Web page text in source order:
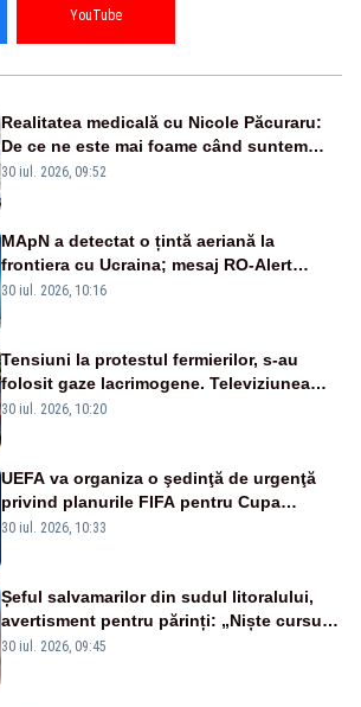
YouTube
Realitatea medicală cu Nicole Păcuraru:
De ce ne este mai foame când suntem
obosiți?
30 iul. 2026, 09:52
MApN a detectat o țintă aeriană la
frontiera cu Ucraina; mesaj RO-Alert
transmis în județul Tulcea
30 iul. 2026, 10:16
Tensiuni la protestul fermierilor, s-au
folosit gaze lacrimogene. Televiziunea
Poporului face apel la calm – LIVE TEXT
30 iul. 2026, 10:20
UEFA va organiza o şedinţă de urgenţă
privind planurile FIFA pentru Cupa
Mondială
30 iul. 2026, 10:33
Șeful salvamarilor din sudul litoralului,
avertisment pentru părinți: „Niște cursuri
de înot la piscină nu sunt suficiente”
30 iul. 2026, 09:45